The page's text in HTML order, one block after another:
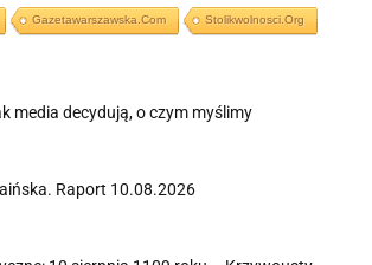
Gazetawarszawska.com Stolikwolnosci.org
media decydują, o czym myślimy
Raport 10.08.2026